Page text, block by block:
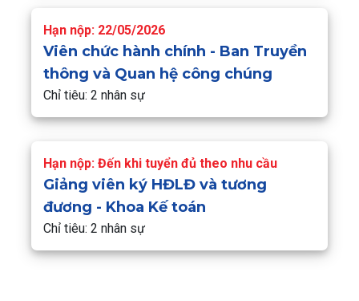
Hạn nộp: 22/05/2026
Viên chức hành chính - Ban Truyền
thông và Quan hệ công chúng
Chỉ tiêu: 2 nhân sự
Hạn nộp: Đến khi tuyển đủ theo nhu cầu
Giảng viên ký HĐLĐ và tương
đương - Khoa Kế toán
Chỉ tiêu: 2 nhân sự